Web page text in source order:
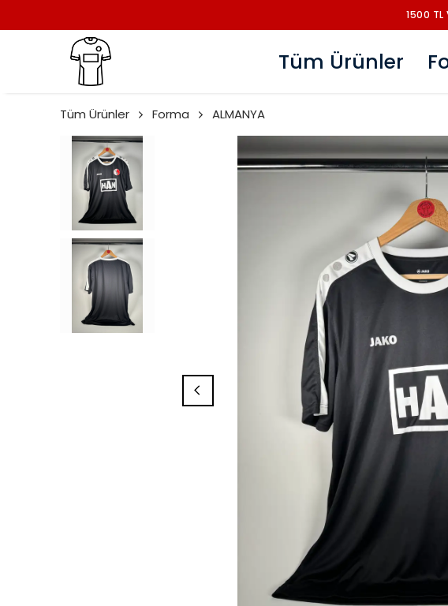
1500 TL
Tüm Ürünler
Tüm Ürünler Forma ALMANYA